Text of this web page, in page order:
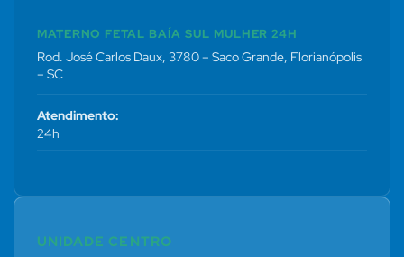
MATERNO FETAL BAÍA SUL MULHER 24H
Rod. José Carlos Daux, 3780 – Saco Grande, Florianópolis
– SC
Atendimento:
24h
UNIDADE CENTRO